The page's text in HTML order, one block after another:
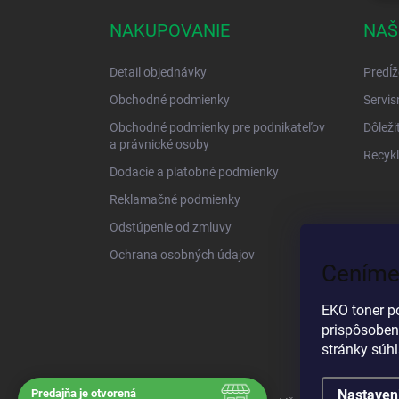
EKO toner
stránky
NAKUPOVANIE
Detail objednávky
Obchodné podmienky
Obchodné podmienky pre podnikateľov
a právnické osoby
Dodacie a platobné podmienky
Reklamačné podmienky
Odstúpenie od zmluvy
Ochrana osobných údajov
Predajňa je otvorená